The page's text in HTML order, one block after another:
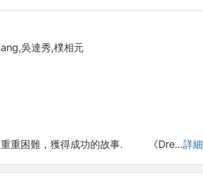
吳達秀,樸相元
重重困難，獲得成功的故事. 《Dre…詳細